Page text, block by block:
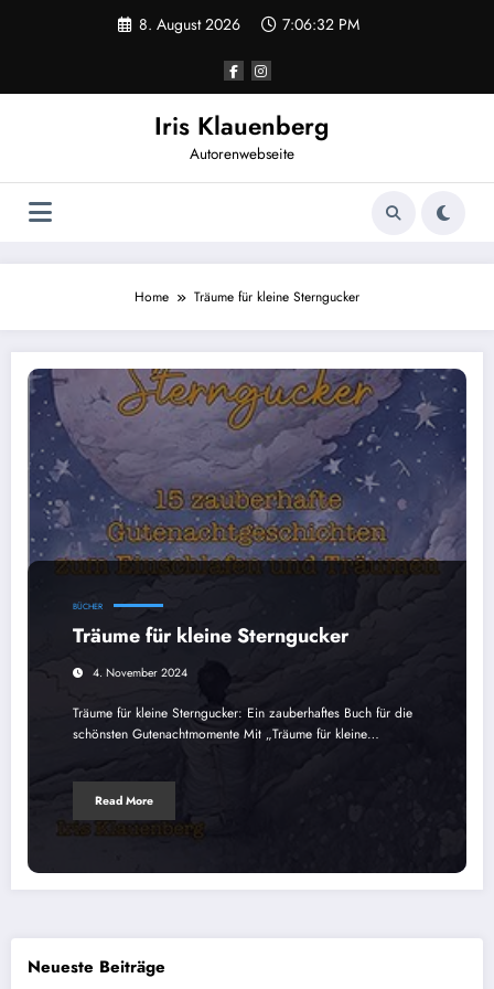
8. August 2026 7:06:32 PM
Iris Klauenberg
Autorenwebseite
Home Träume für kleine Sterngucker
Träume für kleine Sterngucker
BÜCHER
Träume für kleine Sterngucker
4. November 2024
Träume für kleine Sterngucker: Ein zauberhaftes Buch für die
schönsten Gutenachtmomente Mit „Träume für kleine…
Read More
Neueste Beiträge